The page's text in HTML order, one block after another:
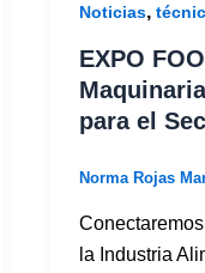
Noticias,
EXPO
para el
Norma Rojas
la Industria